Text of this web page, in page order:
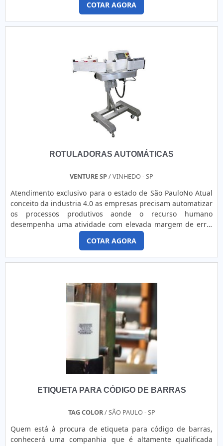
logotipo de uma marca.o produto garante uma série de
utilidadesSendo que o produto é capaz de garantir um
excelente acabamento estético, ele é muito utilizado para
logotipo da empresa nos seguintes
itens:Máquinas;Equipamentos;Móveis e
utensílios;Eletrônicos;Automóveis;Acessórios em
geral.Devido ao acabamento com brilho e alto relevo, o
produto cria o efeito de “olho de peixe”, destacando ainda
mais a personalização escolhida. Além disso, o produto
ainda garante vantagens por conta de sua fácil aplicação na
superfície, trazendo beleza e muita versatilidade no local
onde é empregado, além de atender a um objetivo
1.000m² e atua principalmente junto ao ramo industrial,
policarbonato, plaquetas de identificação patrimonial de
sinalização corporativa, rotulagem e muito soluções que
atendem, também, as necessidades de personalização de
ambientes corporativos nos segmentos comercial,
gastronômico, hospitalar, de serviços e eventos.Adesivo
resinados para equipamentos em spCom know-how
adquirido em mais de 30 anos de experiência, investindo
em produtos e serviços que atendem as expectativas dos
qualidade e excelência em seus produtos e atentos às
novas tecnologias, a Corimpress é reconhecida pela
excelente qualidade de seus produtos, pela tecnologia de
última geração empregada e pela agilidade e confiabilidade
assegurada pelos seus processos produtivos. Solicite já um
COTAR AGORA
ROTULADORAS AUTOMÁTICAS
VENTURE SP/ VINHEDO - SP
Atendimento exclusivo para o estado de São PauloNo Atual
conceito da industria 4.0 as empresas precisam automatizar
os processos produtivos aonde o recurso humano
desempenha uma atividade com elevada margem de erro,
com baixa produtividade e com custos em constante
elevação. No segmento de rotulagem de produtos este
desafio é antigo, mas, havia uma dificuldade que hoje está
mais fácil de ser suplantada.As rotuladoras automáticas,
COTAR AGORA
ETIQUETA PARA CÓDIGO DE BARRAS
TAG COLOR/ SÃO PAULO - SP
Quem está à procura de etiqueta para código de barras,
conhecerá uma companhia que é altamente qualificada